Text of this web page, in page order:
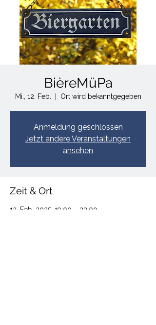
BièreMüPa
Mi., 12. Feb. Ort wird bekanntgegeben
Anmeldung geschlossen
Jetzt andere Veranstaltungen
ansehen
Zeit & Ort
12. Feb. 2025, 19:00 – 23:00